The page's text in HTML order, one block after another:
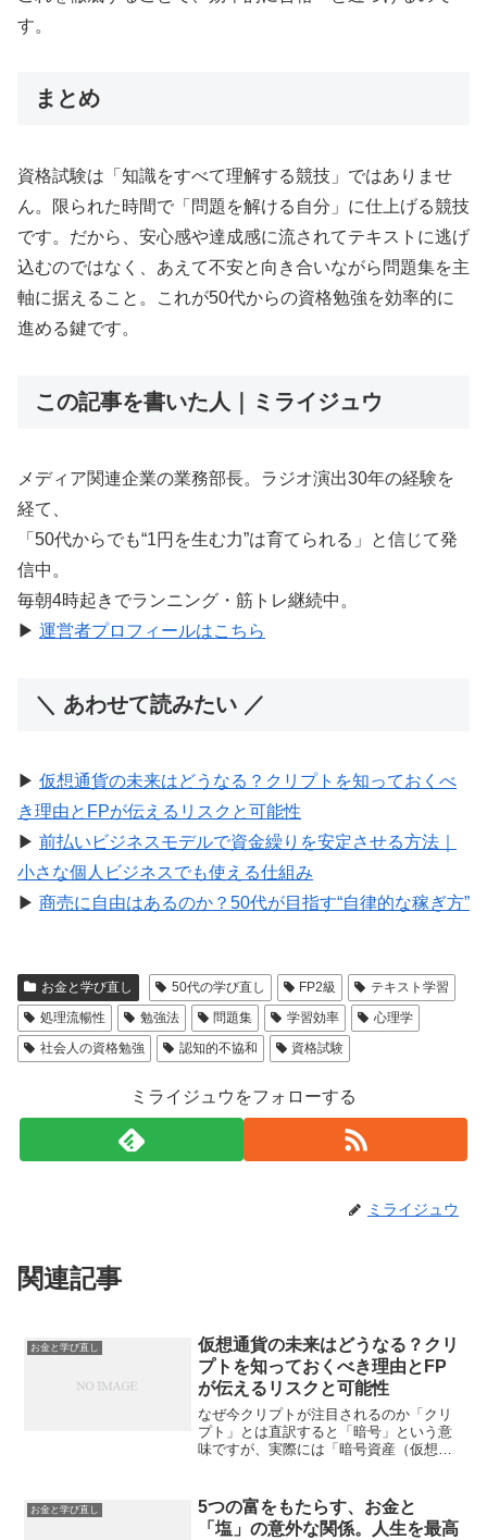
す。
まとめ
資格試験は「知識をすべて理解する競技」ではありませ
ん。限られた時間で「問題を解ける自分」に仕上げる競技
です。だから、安心感や達成感に流されてテキストに逃げ
込むのではなく、あえて不安と向き合いながら問題集を主
軸に据えること。これが50代からの資格勉強を効率的に
進める鍵です。
この記事を書いた人｜ミライジュウ
メディア関連企業の業務部長。ラジオ演出30年の経験を
経て、
「50代からでも“1円を生む力”は育てられる」と信じて発
信中。
毎朝4時起きでランニング・筋トレ継続中。
▶︎ 運営者プロフィールはこちら
＼ あわせて読みたい ／
▶︎ 仮想通貨の未来はどうなる？クリプトを知っておくべ
き理由とFPが伝えるリスクと可能性
▶︎ 前払いビジネスモデルで資金繰りを安定させる方法｜
小さな個人ビジネスでも使える仕組み
▶︎ 商売に自由はあるのか？50代が目指す“自律的な稼ぎ方”
お金と学び直し 50代の学び直し FP2級
テキスト学習
処理流暢性
勉強法 問題集 学習効率
心理学
社会人の資格勉強
認知的不協和 資格試験
ミライジュウをフォローする
ミライジュウ
関連記事
お金と学び直し
仮想通貨の未来はどうなる？クリ
プトを知っておくべき理由とFP
が伝えるリスクと可能性
なぜ今クリプトが注目されるのか「クリ
プト」とは直訳すると「暗号」という意
味ですが、実際には「暗号資産（仮想通
ップルなどの代表的な通貨がその中心に
あり、ブロックチェーンと...
お金と学び直し
5つの富をもたらす、お金と
「塩」の意外な関係。人生を最高